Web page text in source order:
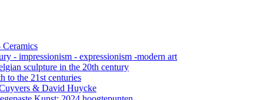
- impressionism - expressionism -modern art
sculpture in the 20th century
to the 21st centuries
& David Huycke